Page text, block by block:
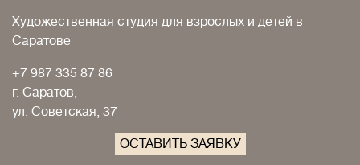
Художественная студия для взрослых и детей в
Саратове
+7 987 335 87 86
г. Саратов,
ул. Советская, 37
ОСТАВИТЬ ЗАЯВКУ